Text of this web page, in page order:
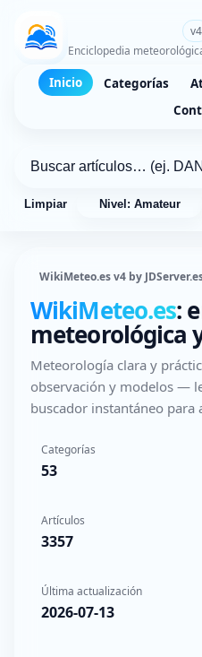
v4
Enciclopedia
Inicio Categorías
Limpiar Nivel: Amateur
WikiMeteo.es v4 by
WikiMeteo.es:
meteorológica
Meteorología clara y
observación y modelos —
buscador instantáneo para
Categorías
53
Artículos
3357
Última actualización
2026-07-13